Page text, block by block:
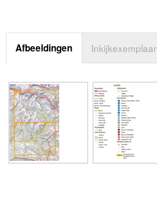
Afbeeldingen Inkijkexemplaar